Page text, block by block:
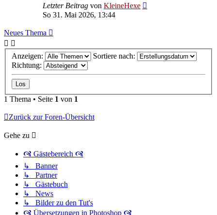
Letzter Beitrag von KleineHexe
So 31. Mai 2026, 13:44
Neues Thema
Anzeigen:
Sortiere nach:
Richtung:
1 Thema • Seite 1 von 1
Zurück zur Foren-Übersicht
Gehe zu
🙧 Gästebereich 🙧
↳ Banner
↳ Partner
↳ Gästebuch
↳ News
↳ Bilder zu den Tut's
🙧 Übersetzungen in Photoshop 🙧